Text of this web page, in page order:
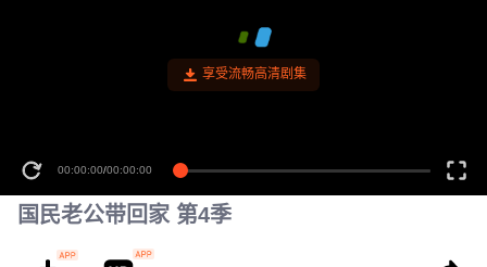
享受流畅高清剧集
00:00:00/00:00:00
国民老公带回家 第4季